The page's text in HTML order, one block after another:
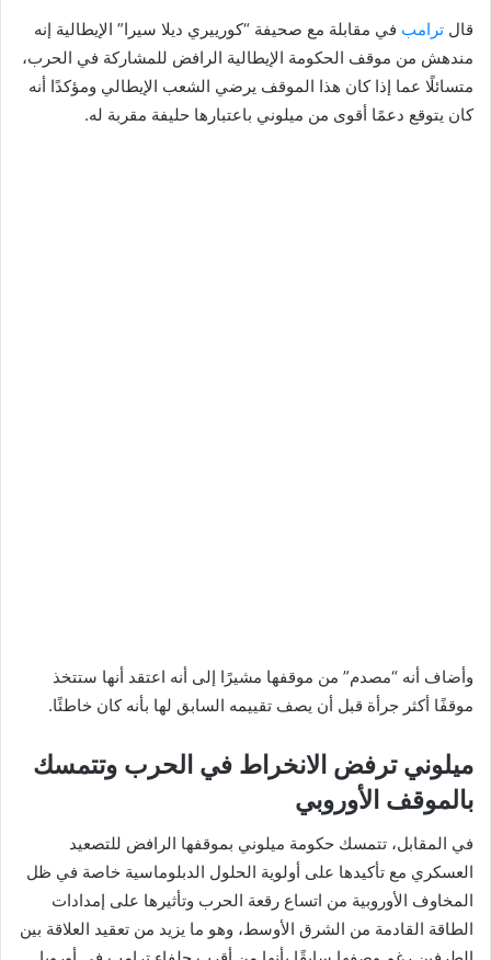
قال ترامب في مقابلة مع صحيفة “كورييري ديلا سيرا” الإيطالية إنه
مندهش من موقف الحكومة الإيطالية الرافض للمشاركة في الحرب،
متسائلًا عما إذا كان هذا الموقف يرضي الشعب الإيطالي ومؤكدًا أنه
كان يتوقع دعمًا أقوى من ميلوني باعتبارها حليفة مقربة له.
وأضاف أنه “مصدم” من موقفها مشيرًا إلى أنه اعتقد أنها ستتخذ
موقفًا أكثر جرأة قبل أن يصف تقييمه السابق لها بأنه كان خاطئًا.
ميلوني ترفض الانخراط في الحرب وتتمسك
بالموقف الأوروبي
في المقابل، تتمسك حكومة ميلوني بموقفها الرافض للتصعيد
العسكري مع تأكيدها على أولوية الحلول الدبلوماسية خاصة في ظل
المخاوف الأوروبية من اتساع رقعة الحرب وتأثيرها على إمدادات
الطاقة القادمة من الشرق الأوسط، وهو ما يزيد من تعقيد العلاقة بين